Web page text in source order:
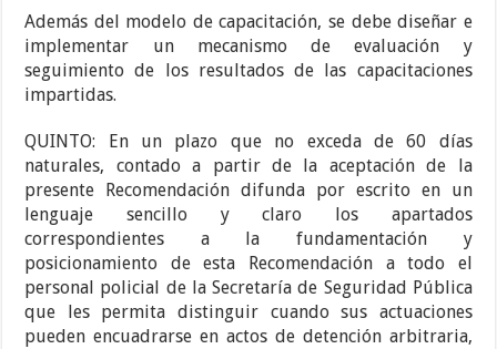
Además del modelo de capacitación, se debe diseñar e
implementar un mecanismo de evaluación y
seguimiento de los resultados de las capacitaciones
impartidas.
QUINTO: En un plazo que no exceda de 60 días
naturales, contado a partir de la aceptación de la
presente Recomendación difunda por escrito en un
lenguaje sencillo y claro los apartados
correspondientes a la fundamentación y
posicionamiento de esta Recomendación a todo el
personal policial de la Secretaría de Seguridad Pública
que les permita distinguir cuando sus actuaciones
pueden encuadrarse en actos de detención arbitraria,